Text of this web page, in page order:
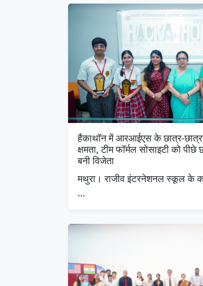
हैकाथॉन में आरआईएस के छात्र-
क्षमता, टीम फॉर्मल सोसाइटी को
बनी विजेता
मथुरा। राजीव इंटरनेशनल स्कूल के
…